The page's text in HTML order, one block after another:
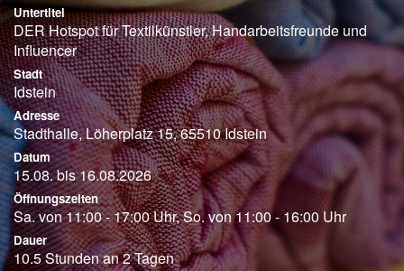
Untertitel
DER Hotspot für Textilkünstler, Handarbeitsfreunde und
Influencer
Stadt
Idstein
Adresse
Stadthalle, Löherplatz 15, 65510 Idstein
Datum
15.08. bis 16.08.2026
Öffnungszeiten
Sa. von 11:00 - 17:00 Uhr, So. von 11:00 - 16:00 Uhr
Dauer
10.5 Stunden an 2 Tagen